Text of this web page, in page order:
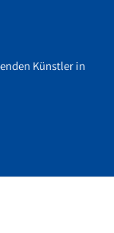
Künstler in